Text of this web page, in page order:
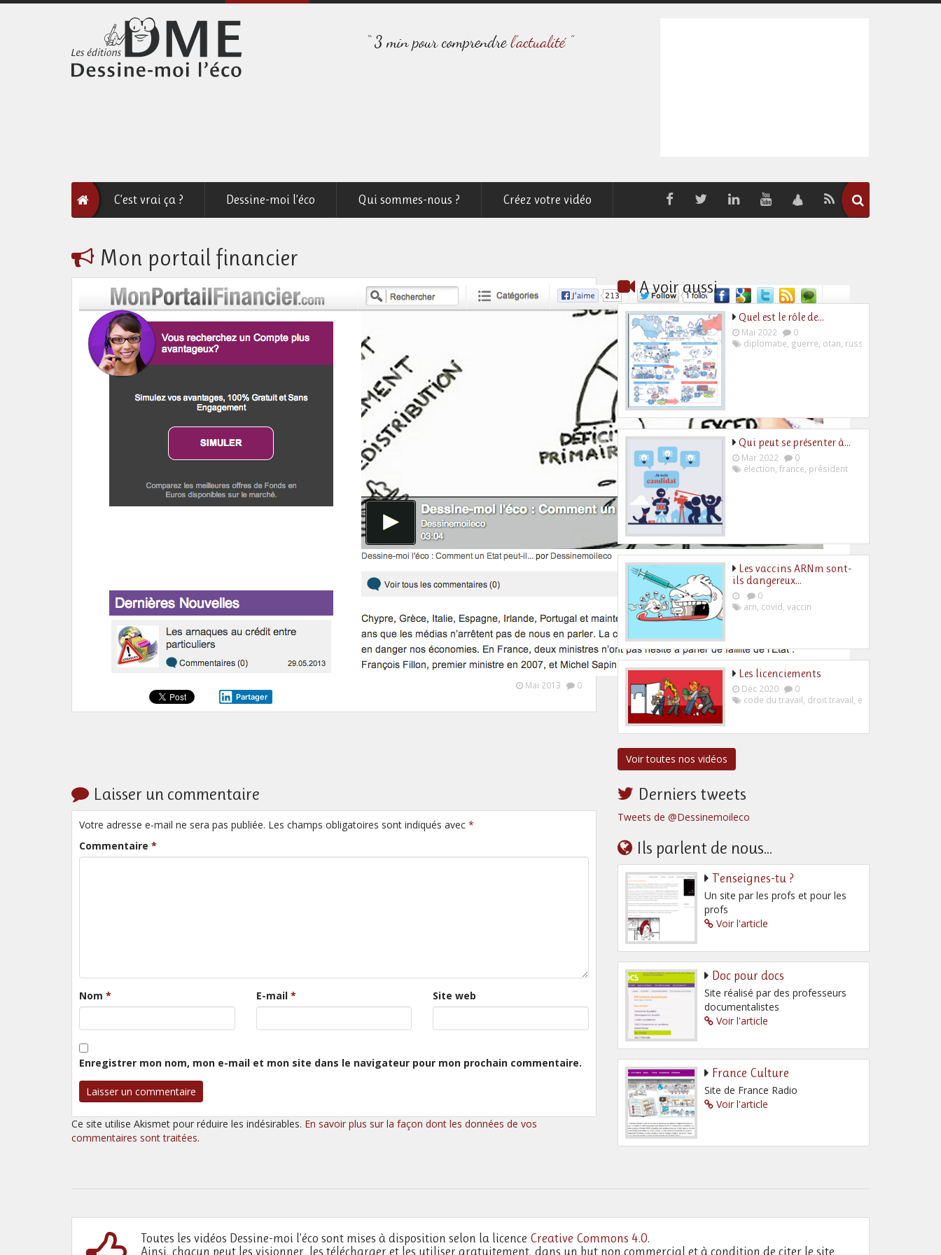
C’est vrai ça ? Dessine-moi l’éco Qui sommes-nous ? Créez votre vidéo
Mon portail financier
Partager
Mai 2013 0
A voir aussi
Quel est le rôle de…
Mai 2022
0
diplomatie guerre otan russie
Qui peut se présenter à…
Mar 2022
0
élection france président
Les vaccins ARNm sont-
ils dangereux…
0
arn covid vaccin
Les licenciements
Déc 2020
0
code du travail droit travail employeur
Voir toutes nos vidéos
Laisser un commentaire
Votre adresse e-mail ne sera pas publiée. Les champs obligatoires sont indiqués avec *
Commentaire *
Nom * E-mail * Site web
Enregistrer mon nom, mon e-mail et mon site dans le navigateur pour mon prochain commentaire.
Ce site utilise Akismet pour réduire les indésirables. En savoir plus sur la façon dont les données de vos
commentaires sont traitées.
Derniers tweets
Tweets de @Dessinemoileco
Ils parlent de nous...
T’enseignes-tu ?
Un site par les profs et pour les
profs
Voir l'article
Doc pour docs
Site réalisé par des professeurs
documentalistes
Voir l'article
France Culture
Site de France Radio
Voir l'article
Toutes les vidéos Dessine-moi l’éco sont mises à disposition selon la licence Creative Commons 4.0.
Ainsi, chacun peut les visionner, les télécharger et les utiliser gratuitement, dans un but non commercial et à condition de citer le site